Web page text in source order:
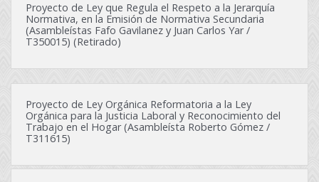
Proyecto de Ley que Regula el Respeto a la Jerarquía
Normativa, en la Emisión de Normativa Secundaria
(Asambleístas Fafo Gavilanez y Juan Carlos Yar /
T350015) (Retirado)
Proyecto de Ley Orgánica Reformatoria a la Ley
Orgánica para la Justicia Laboral y Reconocimiento del
Trabajo en el Hogar (Asambleísta Roberto Gómez /
T311615)